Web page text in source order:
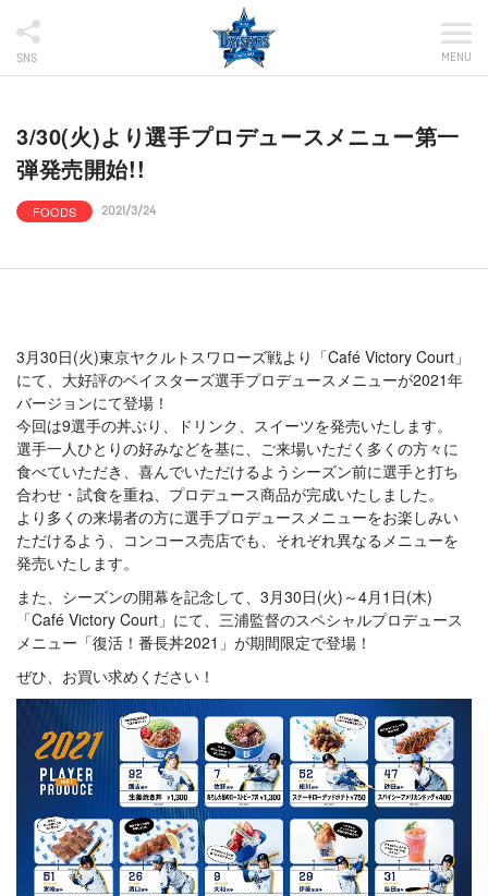
SNS MENU
3/30(火)より選手プロデュースメニュー第一
弾発売開始!!
FOODS 2021/3/24
3月30日(火)東京ヤクルトスワローズ戦より「Café Victory Court」
にて、大好評のベイスターズ選手プロデュースメニューが2021年
バージョンにて登場！
今回は9選手の丼ぶり、ドリンク、スイーツを発売いたします。
選手一人ひとりの好みなどを基に、ご来場いただく多くの方々に
食べていただき、喜んでいただけるようシーズン前に選手と打ち
合わせ・試食を重ね、プロデュース商品が完成いたしました。
より多くの来場者の方に選手プロデュースメニューをお楽しみい
ただけるよう、コンコース売店でも、それぞれ異なるメニューを
発売いたします。
また、シーズンの開幕を記念して、3月30日(火)～4月1日(木)
「Café Victory Court」にて、三浦監督のスペシャルプロデュース
メニュー「復活！番長丼2021」が期間限定で登場！
ぜひ、お買い求めください！